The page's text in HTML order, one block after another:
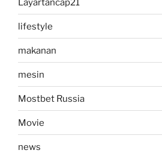
Layartancap21
lifestyle
makanan
mesin
Mostbet Russia
Movie
news